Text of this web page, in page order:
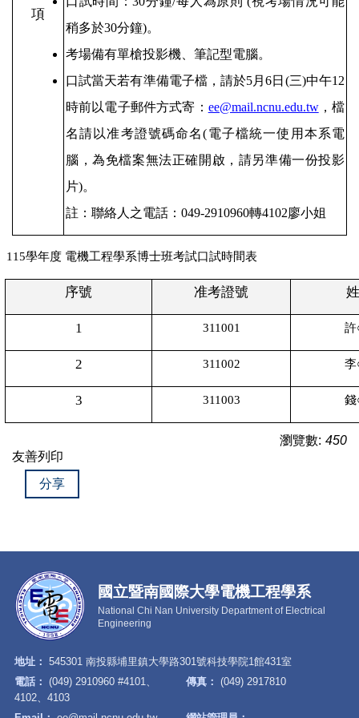
項
稍多於30分鐘)。
考場備有單槍投影機、筆記型電腦。
口試當天若有準備電子檔，請於5月6日(三)中午12
時前以電子郵件方式寄： ee@mail.ncnu.edu.tw，檔
名請以准考證號碼命名(電子檔統一使用本系電
腦，為免檔案無法正確開啟，請另準備一份投影
片)。
註：聯絡人之電話：049-2910960轉4102廖小姐
115學年度 電機工程學系博士班考試口試時間表
序號 准考證號
1 311001 許
2 311002 李
3 311003 錢
瀏覽數: 450
友善列印
分享
國立暨南國際大學電機工程學系
National Chi Nan University Department of Electrical
Engineering
地址： 545301 南投縣埔里鎮大學路301號科技學院1館431室
電話： (049) 2910960 #4101、
4102、4103
傳真： (049) 2917810